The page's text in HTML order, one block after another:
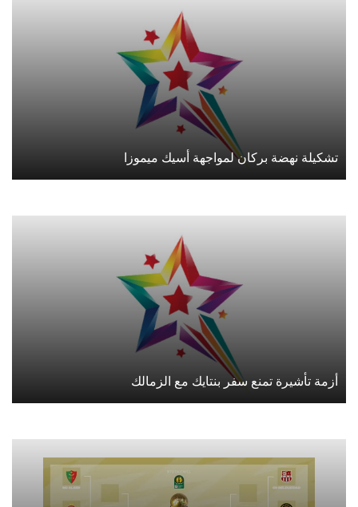
تشكيلة نهضة بركان لمواجهة أسيك ميموزا
أزمة تأشيرة تمنع سفر بنتايك مع الزمالك